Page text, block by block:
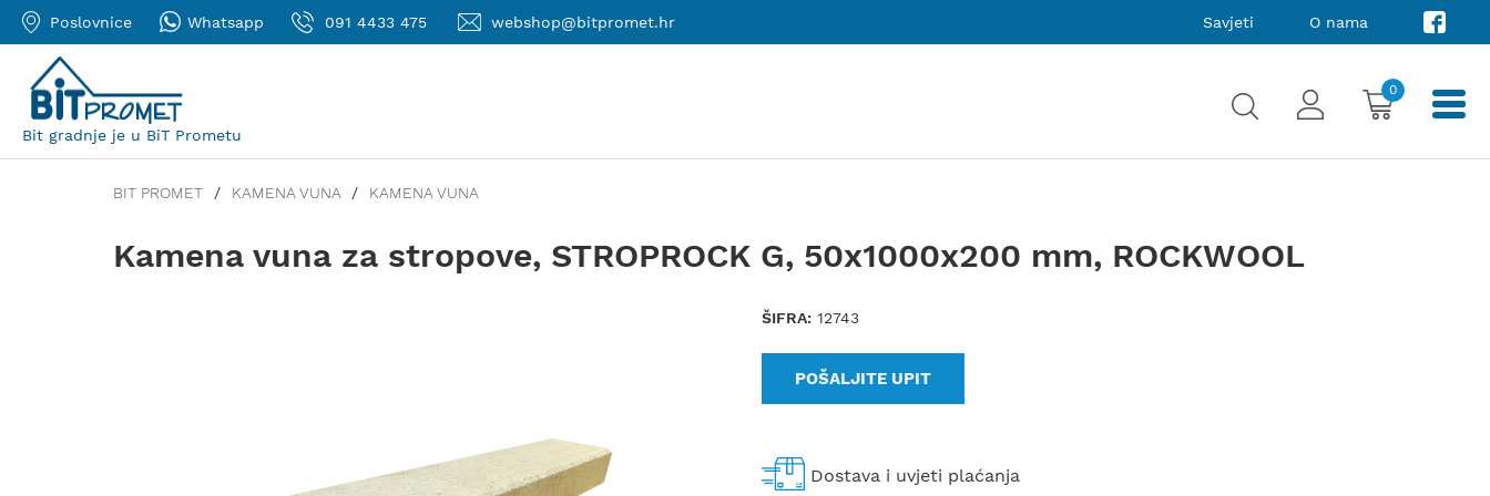
Poslovnice Whatsapp 091 4433 475 webshop@bitpromet.hr Savjeti O nama
Bit gradnje je u BiT Prometu
0
BIT PROMET KAMENA VUNA KAMENA VUNA
Kamena vuna za stropove, STROPROCK G, 50x1000x200 mm, ROCKWOOL
ŠIFRA: 12743
POŠALJITE UPIT
Dostava i uvjeti plaćanja